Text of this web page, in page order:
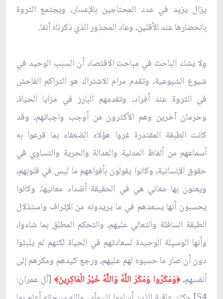
يزال يزيد في عدد المحتاجين بالإعسار، ويجتمع الثروة
بانحصارها عند الأقلين، وعاد المحذور الذي ذكرناه آنفا.
ولا يشك الباحث في مباحث الاقتصاد أن السبب الوحيد في
شيوع الشيوعية، وتقدم مرام الاشتراك هو التراكم الفاحش
في الثروة عند أفراد، وتقدمهم البارز في مزايا الحياة،
وحرمان آخرين وهم الأكثرون من أوجب واجباتهم، وقد
كانت الطبقة المقتدرة غروا هؤلاء الضعفاء بما قرعوا به
أسماعهم من ألفاظ المدنية والعدالة والحرية والتساوي في
حقوق الإنسانية، وكانوا يقولون بأفواههم ما ليس في قلوبهم،
ويعنون بها معاني هي في الحقيقة أضداد معانيها، وكانوا
يحسبون أنها يسعدهم في ما يريدونه من الإتراف واستذلال
الطبقة السافلة والتعالي عليهم، والتحكم المطلق بما شاءوا،
وأنها الوسيلة الوحيدة لسعادتهم في الحياة لكنهم لم يلبثوا
دون أن صار ما حسبوه لهم عليهم، ورجع كيدهم ومكرهم إلى
أنفسهم،﴿وَمَكَرُوا وَمَكَرَ اللَّهُ وَاللَّهُ خَيْرُ الْمَاكِرِينَ﴾ [آل عمران: